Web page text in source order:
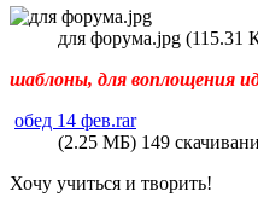
для форума.jpg (115.31
шаблоны, для воплощения
обед 14 фев.rar
(2.25 МБ) 149
Хочу учиться и творить!